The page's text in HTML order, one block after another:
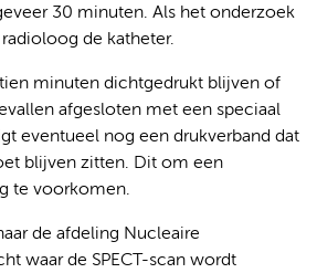
30 minuten. Als het onderzoek
de katheter.
minuten dichtgedrukt blijven of
afgesloten met een speciaal
eventueel nog een drukverband dat
blijven zitten. Dit om een
te voorkomen.
de afdeling Nucleaire
waar de SPECT-scan wordt